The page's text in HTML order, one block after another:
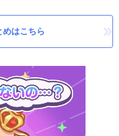
めはこちら